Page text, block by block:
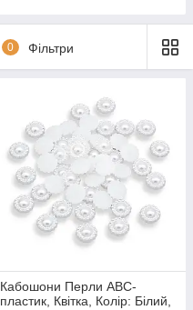
0 Фільтри
Кабошони Перли АВС-
пластик, Квітка, Колір: Білий,